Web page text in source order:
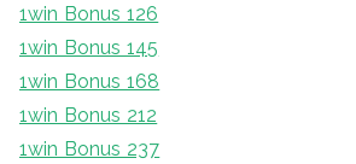
1win Bonus 126
1win Bonus 145
1win Bonus 168
1win Bonus 212
1win Bonus 237